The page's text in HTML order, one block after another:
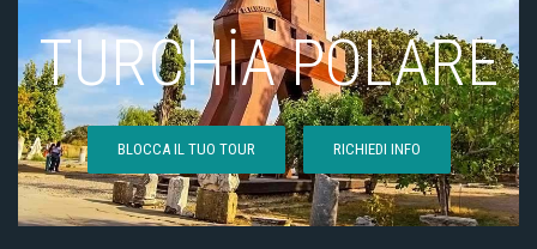
TURCHİA POLARE
BLOCCA IL TUO TOUR RICHIEDI INFO